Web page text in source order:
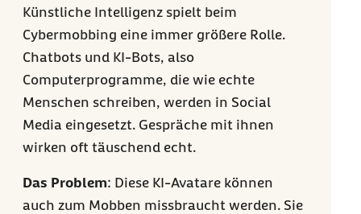
Künstliche Intelligenz spielt beim
Cybermobbing eine immer größere Rolle.
Chatbots und KI-Bots, also
Computerprogramme, die wie echte
Menschen schreiben, werden in Social
Media eingesetzt. Gespräche mit ihnen
wirken oft täuschend echt.
Das Problem: Diese KI-Avatare können
auch zum Mobben missbraucht werden. Sie